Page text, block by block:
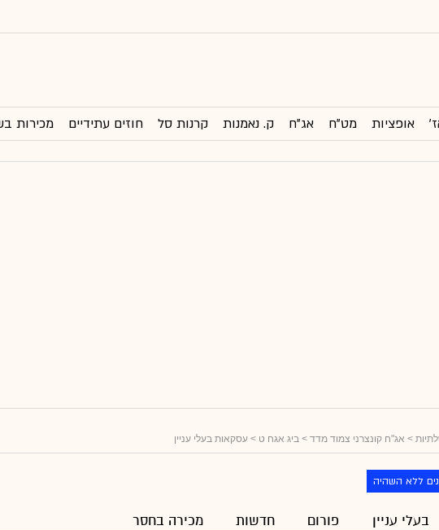
אופציות מט"ח אג"ח ק. נאמנות קרנות סל חוזים עתידיים מכירות
> אג"ח קונצרני צמוד מדד > ביג אגח ט > עסקאות בעלי עניין
ללא השהיה
בעלי עניין פורום חדשות מכירה בחסר